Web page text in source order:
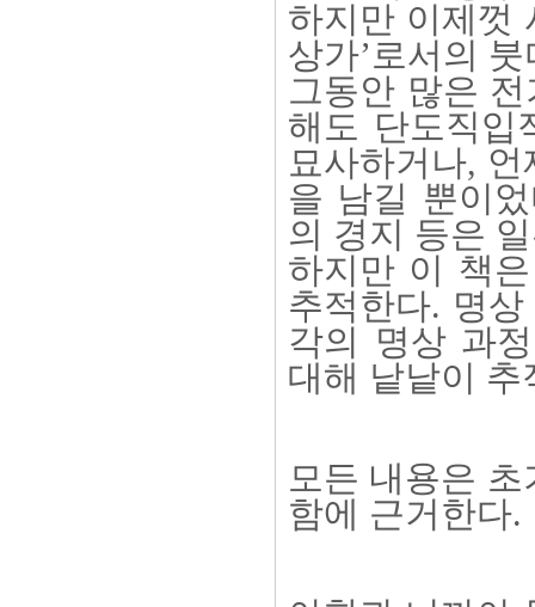
하지만 이제껏
상가’로서의
그동안 많은
해도 단도직입
묘사하거나,
을 남길 뿐이
의 경지 등은
하지만 이 책
추적한다. 명
각의 명상 과
대해 낱낱이 추
모든 내용은
함에 근거한다.